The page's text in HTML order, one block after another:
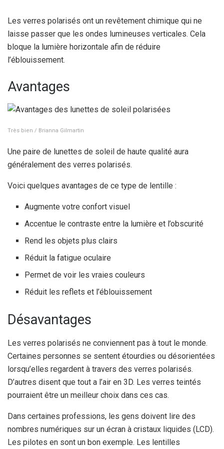
Les verres polarisés ont un revêtement chimique qui ne
laisse passer que les ondes lumineuses verticales. Cela
bloque la lumière horizontale afin de réduire
l’éblouissement.
Avantages
Très bien / Brianna Gilmartin
Une paire de lunettes de soleil de haute qualité aura
généralement des verres polarisés.
Voici quelques avantages de ce type de lentille :
Augmente votre confort visuel
Accentue le contraste entre la lumière et l’obscurité
Rend les objets plus clairs
Réduit la fatigue oculaire
Permet de voir les vraies couleurs
Réduit les reflets et l’éblouissement
Désavantages
Les verres polarisés ne conviennent pas à tout le monde.
Certaines personnes se sentent étourdies ou désorientées
lorsqu’elles regardent à travers des verres polarisés.
D’autres disent que tout a l’air en 3D. Les verres teintés
pourraient être un meilleur choix dans ces cas.
Dans certaines professions, les gens doivent lire des
nombres numériques sur un écran à cristaux liquides (LCD).
Les pilotes en sont un bon exemple. Les lentilles